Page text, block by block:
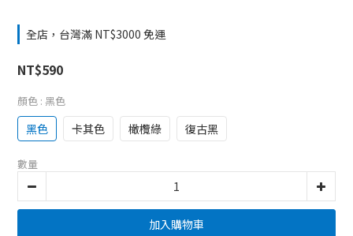
全店，台灣滿 NT$3000 免運
NT$590
顏色 : 黑色
黑色 卡其色 橄欖綠 復古黑
數量
加入購物車